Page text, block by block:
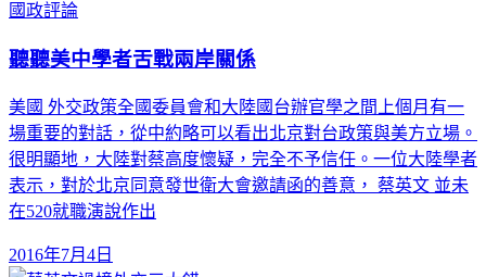
國政評論
聽聽美中學者舌戰兩岸關係
美國 外交政策全國委員會和大陸國台辦官學之間上個月有一
場重要的對話，從中約略可以看出北京對台政策與美方立場。
很明顯地，大陸對蔡高度懷疑，完全不予信任。一位大陸學者
表示，對於北京同意發世衛大會邀請函的善意， 蔡英文 並未
在520就職演說作出
2016年7月4日